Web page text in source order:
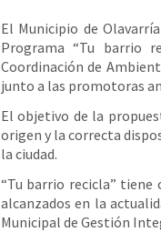
El Municipio de
Programa “Tu barrio
Coordinación de
junto a las promotoras
El objetivo de la
origen y la correcta
la ciudad.
“Tu barrio recicla” tiene
alcanzados en la
Municipal de Gestión